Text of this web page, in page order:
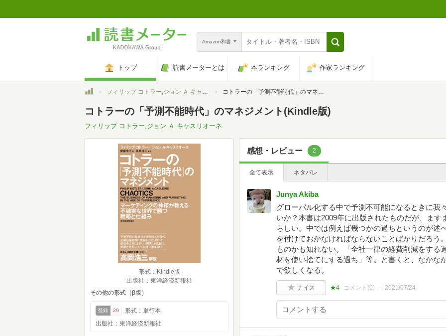
Amazon和書
トップ 読書メーターとは 本ランキング 作家ランキング
トップフィリップ コトラー,ジョン Ａ キャスリオーネ コトラーの「予測不能時代」のマネジメント
コトラーの「予測不能時代」のマネジメント(Kindle版)
フィリップ コトラー,ジョン Ａ キャスリオーネ
形式：Kindle版
出版社：東洋経済新報社
その他の形式（β版）
登録 29
形式：単行本
出版社：東洋経済新報社
感想・レビュー 2
全て表示 ネタバレ
Junya Akiba
グローバル化する中で予測不可能になるときに我
いか？本書は2009年に出版されたものだが、ま
らしい。中では例えば幾つかの過ちというのが述
を付けておかなければならないことばかりだろう
ものかも知れない。「全社一律の経費削減をする
材を使い捨てにする過ち」等。と書くと、なかな
で欲しくなる。
ナイス ★4 コメント(0) 2021/07/24